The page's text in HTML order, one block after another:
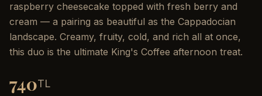
raspberry cheesecake topped with fresh berry and
cream — a pairing as beautiful as the Cappadocian
landscape. Creamy, fruity, cold, and rich all at once,
this duo is the ultimate King's Coffee afternoon treat.
740TL